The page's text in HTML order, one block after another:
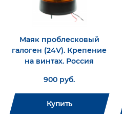
Маяк проблесковый
галоген (24V). Крепение
на винтах. Россия
900 руб.
Купить